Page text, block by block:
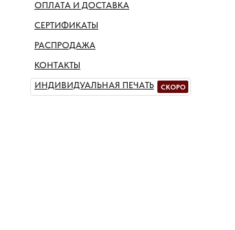
ОПЛАТА И ДОСТАВКА
СЕРТИФИКАТЫ
РАСПРОДАЖА
КОНТАКТЫ
ИНДИВИДУАЛЬНАЯ ПЕЧАТЬ
СКОРО